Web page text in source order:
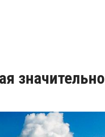
значительно